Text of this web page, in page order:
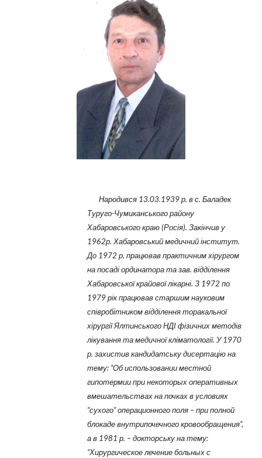
Народився 13.03.1939 р. в с. Баладек
Туруго-Чумиканського району
Хабаровського краю (Росія). Закінчив у
1962р. Хабаровський медичний інститут.
До 1972 р. працював практичним хірургом
на посаді ординатора та зав. відділення
Хабаровської крайової лікарні. З 1972 по
1979 рік працював старшим науковим
співробітником відділення торакальної
хірургії Ялтинського НДІ фізичних методів
лікування та медичної кліматології. У 1970
р. захистив кандидатську дисертацію на
тему: “Об использовании местной
гипотермии при некоторых оперативных
вмешательствах на почках в условиях
“сухого” операционного поля – при полной
блокаде внутрипочечного кровообращения”,
а в 1981 р. – докторську на тему:
“Хирургическое лечение больных с